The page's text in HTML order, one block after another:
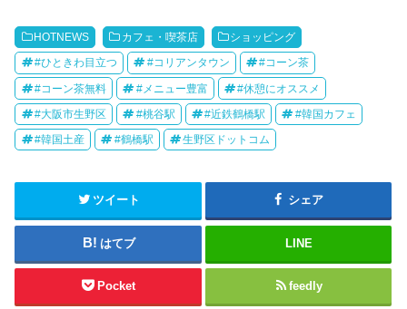
HOTNEWS カフェ・喫茶店 ショッピング
#ひときわ目立つ #コリアンタウン #コーン茶
#コーン茶無料 #メニュー豊富 #休憩にオススメ
#大阪市生野区 #桃谷駅 #近鉄鶴橋駅 #韓国カフェ
#韓国土産 #鶴橋駅 生野区ドットコム
ツイート シェア
はてブ LINE
Pocket feedly